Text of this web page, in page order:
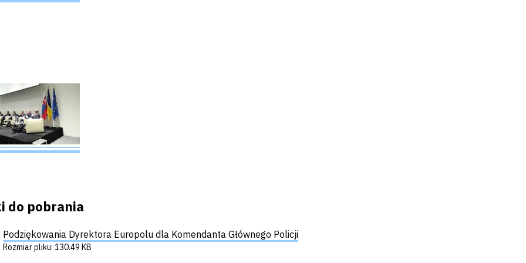
do pobrania
Podziękowania Dyrektora Europolu dla Komendanta Głównego Policji
Rozmiar pliku: 130.49 KB